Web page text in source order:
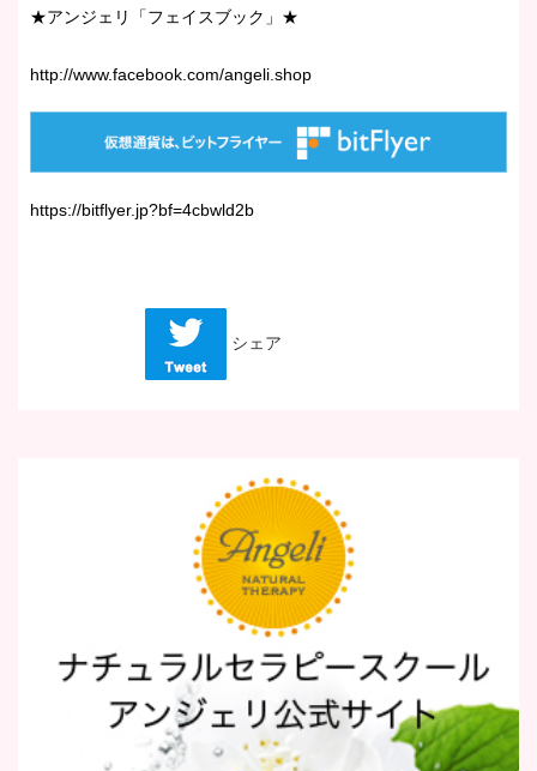
★アンジェリ「フェイスブック」★
http://www.facebook.com/angeli.shop
https://bitflyer.jp?bf=4cbwld2b
シェア